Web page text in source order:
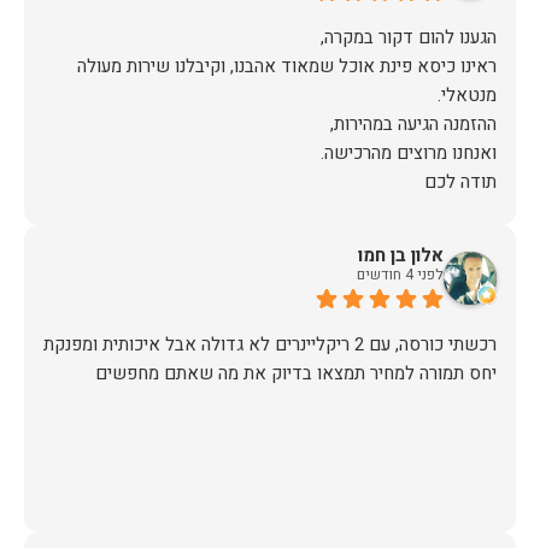
ראינו כיסא פינת אוכל שמאוד אהבנו, וקיבלנו שירות מעולה
תודה לכם
אלון בן חמו
לפני 4 חודשים
יחס תמורה למחיר תמצאו בדיוק את מה שאתם מחפשים